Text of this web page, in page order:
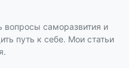
вопросы саморазвития и
путь к себе. Мои статьи